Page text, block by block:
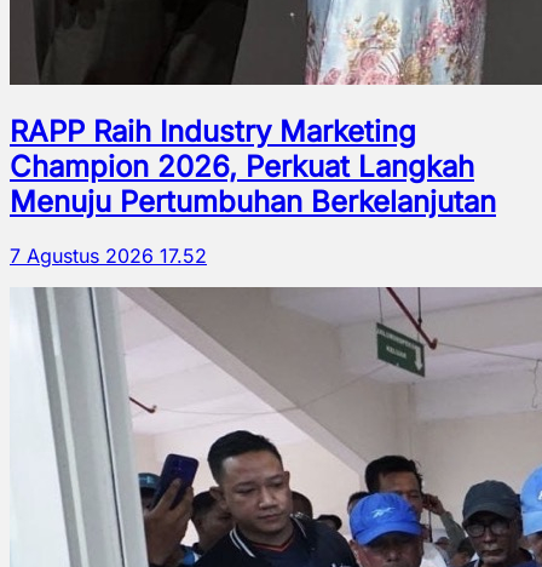
RAPP Raih Industry Marketing
Champion 2026, Perkuat Langkah
Menuju Pertumbuhan Berkelanjutan
7 Agustus 2026 17.52